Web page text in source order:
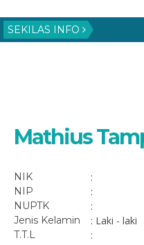
SEKILAS INFO
Mathius
NIK :
NIP :
NUPTK :
Jenis Kelamin : Laki - laki
T.T.L :